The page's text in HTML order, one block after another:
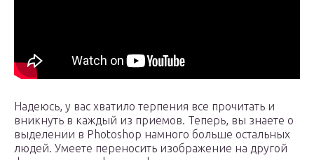
Надеюсь, у вас хватило терпения все прочитать и
вникнуть в каждый из приемов. Теперь, вы знаете о
выделении в Photoshop намного больше остальных
людей. Умеете переносить изображение на другой